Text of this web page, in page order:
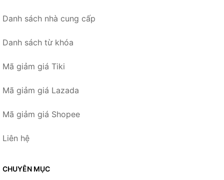
Danh sách nhà cung cấp
Danh sách từ khóa
Mã giảm giá Tiki
Mã giảm giá Lazada
Mã giảm giá Shopee
Liên hệ
CHUYÊN MỤC